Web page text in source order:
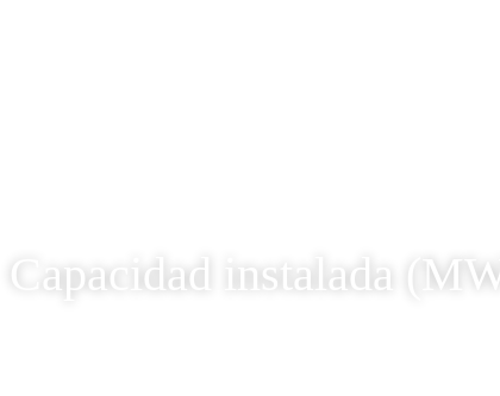
Capacidad instalada (MW)